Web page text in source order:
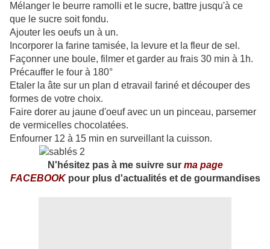
Mélanger le beurre ramolli et le sucre, battre jusqu'à ce
que le sucre soit fondu.
Ajouter les oeufs un à un.
Incorporer la farine tamisée, la levure et la fleur de sel.
Façonner une boule, filmer et garder au frais 30 min à 1h.
Précauffer le four à 180°
Etaler la âte sur un plan d etravail fariné et découper des
formes de votre choix.
Faire dorer au jaune d'oeuf avec un un pinceau, parsemer
de vermicelles chocolatées.
Enfourner 12 à 15 min en surveillant la cuisson.
N'hésitez pas à me suivre sur ma page
FACEBOOKpour plus d'actualités et de gourmandises